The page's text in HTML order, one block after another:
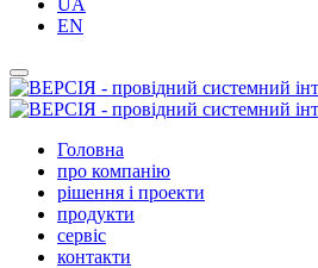
UA
EN
Головна
про компанію
рішення і проекти
продукти
сервіс
контакти